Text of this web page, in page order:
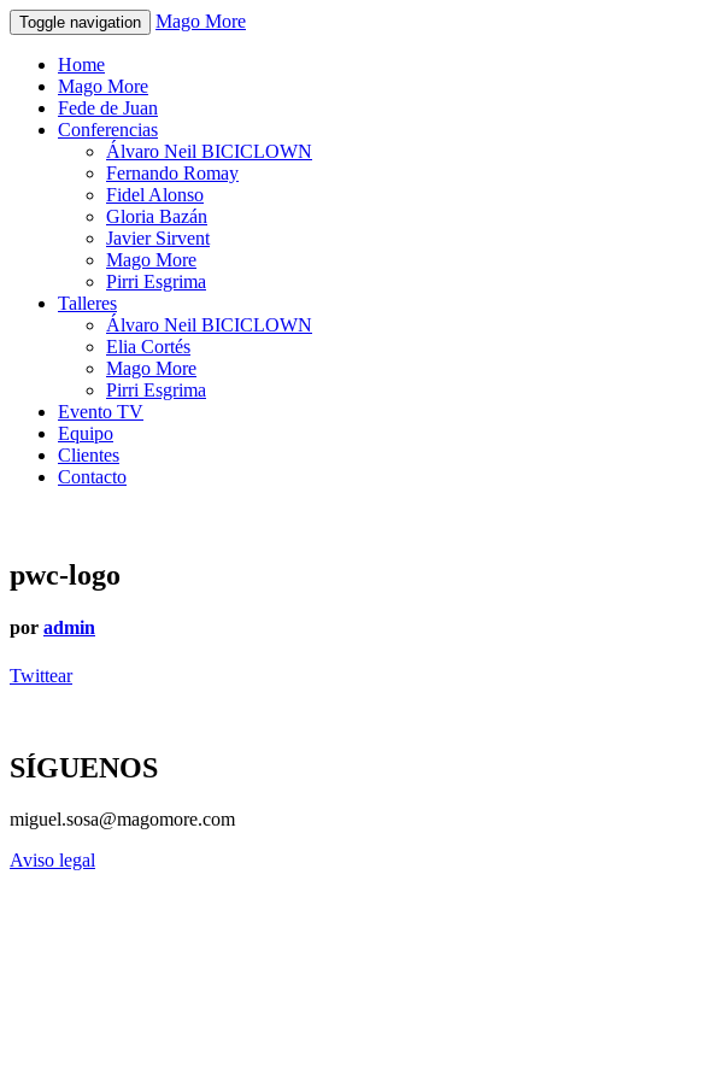
Toggle navigation Mago More
Home
Mago More
Fede de Juan
Conferencias
Álvaro Neil BICICLOWN
Fernando Romay
Fidel Alonso
Gloria Bazán
Javier Sirvent
Mago More
Pirri Esgrima
Talleres
Álvaro Neil BICICLOWN
Elia Cortés
Mago More
Pirri Esgrima
Evento TV
Equipo
Clientes
Contacto
pwc-logo
por admin
Twittear
SÍGUENOS
miguel.sosa@magomore.com
Aviso legal